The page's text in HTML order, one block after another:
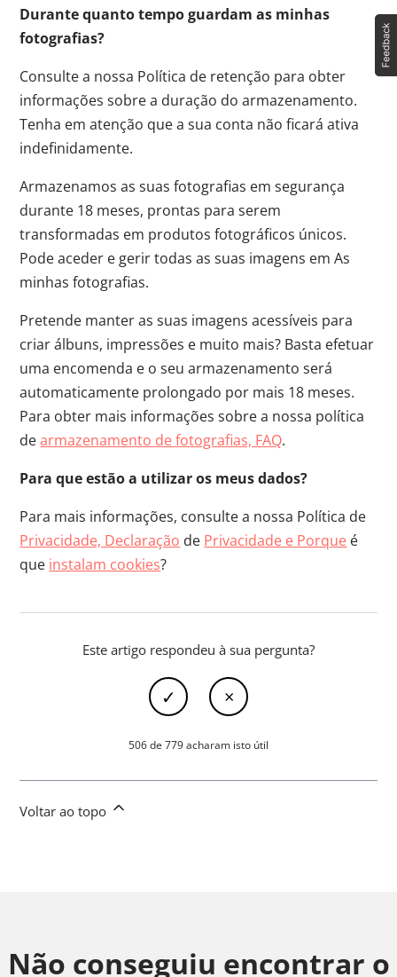
Durante quanto tempo guardam as minhas
fotografias?
Consulte a nossa Política de retenção para obter
informações sobre a duração do armazenamento.
Tenha em atenção que a sua conta não ficará ativa
indefinidamente.
Armazenamos as suas fotografias em segurança
durante 18 meses, prontas para serem
transformadas em produtos fotográficos únicos.
Pode aceder e gerir todas as suas imagens em As
minhas fotografias.
Pretende manter as suas imagens acessíveis para
criar álbuns, impressões e muito mais? Basta efetuar
uma encomenda e o seu armazenamento será
automaticamente prolongado por mais 18 meses.
Para obter mais informações sobre a nossa política
dearmazenamento de fotografias, FAQ.
Para que estão a utilizar os meus dados?
Para mais informações, consulte a nossa Política de
Privacidade, Declaração de Privacidade e Porque é
que instalam cookies?
Este artigo respondeu à sua pergunta?
506 de 779 acharam isto útil
Voltar ao topo
Não conseguiu encontrar o